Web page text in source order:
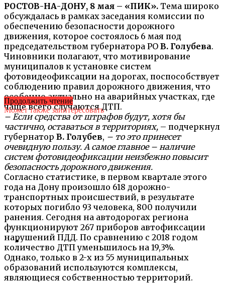
РОСТОВ-НА-ДОНУ, 8 мая – «ПИК». Тема широко
обсуждалась в рамках заседания комиссии по
обеспечению безопасности дорожного
движения, которое состоялось 6 мая под
председательством губернатора РО В. Голубева.
Чиновники полагают, что мотивирование
муниципалов к установке систем
фотовидеофиксации на дорогах, поспособствует
соблюдению правил дорожного движения, что
особенно актуально на аварийных участках, где
чаще всего случаются ДТП.
– Если средства от штрафов будут, хотя бы
частично, оставаться в территориях, – подчеркнул
губернатор В. Голубев, – то это принесет
очевидную пользу. А самое главное – наличие
систем фотовидеофиксации неизбежно повысит
безопасность дорожного движения.
Согласно статистике, в первом квартале этого
года на Дону произошло 618 дорожно-
транспортных происшествий, в результате
которых погибло 93 человека, 800 получили
ранения. Сегодня на автодорогах региона
функционируют 267 приборов автофиксации
нарушений ПДД. По сравнению с 2018 годом
количество ДТП уменьшилось на 19,3%.
Однако, только в 2-х из 55 муниципальных
образований используются комплексы,
являющиеся собственностью территорий.
Продолжить чтение
Может также заинтересовать